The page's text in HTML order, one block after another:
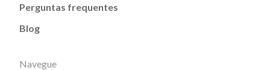
Perguntas frequentes
Blog
Navegue